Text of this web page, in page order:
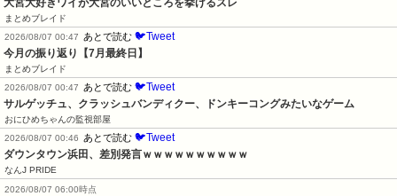
大宮大好きワイが大宮のいいところを挙げるスレ
まとめブレイド
2026/08/07 00:47
あとで読む 🐦Tweet
今月の振り返り【7月最終日】
まとめブレイド
2026/08/07 00:47
あとで読む 🐦Tweet
サルゲッチュ、クラッシュバンディクー、ドンキーコングみたいなゲーム
おにひめちゃんの監視部屋
2026/08/07 00:46
あとで読む 🐦Tweet
ダウンタウン浜田、差別発言ｗｗｗｗｗｗｗｗｗｗ
なんJ PRIDE
2026/08/07 06:00時点